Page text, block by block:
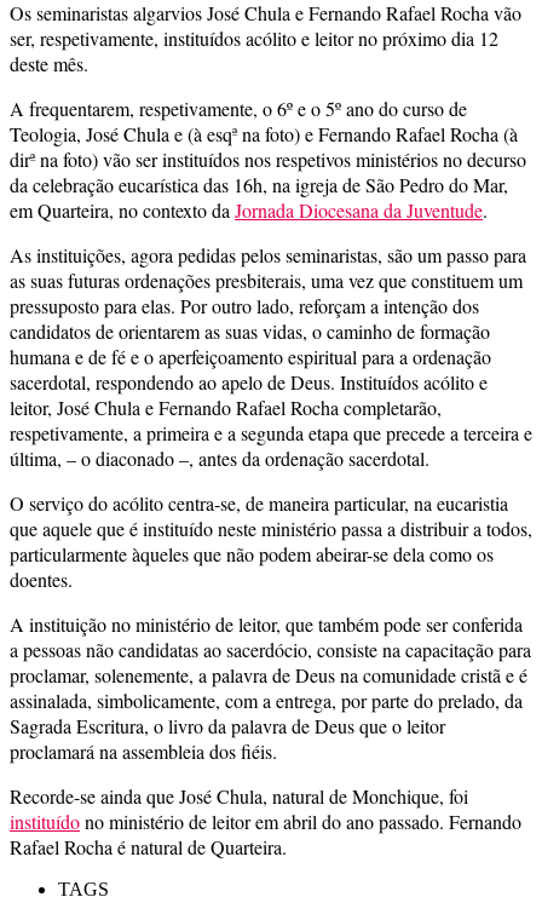
Os seminaristas algarvios José Chula e Fernando Rafael Rocha vão
ser, respetivamente, instituídos acólito e leitor no próximo dia 12
deste mês.
A frequentarem, respetivamente, o 6º e o 5º ano do curso de
Teologia, José Chula e (à esqª na foto) e Fernando Rafael Rocha (à
dirª na foto) vão ser instituídos nos respetivos ministérios no decurso
da celebração eucarística das 16h, na igreja de São Pedro do Mar,
em Quarteira, no contexto da Jornada Diocesana da Juventude.
As instituições, agora pedidas pelos seminaristas, são um passo para
as suas futuras ordenações presbiterais, uma vez que constituem um
pressuposto para elas. Por outro lado, reforçam a intenção dos
candidatos de orientarem as suas vidas, o caminho de formação
humana e de fé e o aperfeiçoamento espiritual para a ordenação
sacerdotal, respondendo ao apelo de Deus. Instituídos acólito e
leitor, José Chula e Fernando Rafael Rocha completarão,
respetivamente, a primeira e a segunda etapa que precede a terceira e
última, – o diaconado –, antes da ordenação sacerdotal.
O serviço do acólito centra-se, de maneira particular, na eucaristia
que aquele que é instituído neste ministério passa a distribuir a todos,
particularmente àqueles que não podem abeirar-se dela como os
doentes.
A instituição no ministério de leitor, que também pode ser conferida
a pessoas não candidatas ao sacerdócio, consiste na capacitação para
proclamar, solenemente, a palavra de Deus na comunidade cristã e é
assinalada, simbolicamente, com a entrega, por parte do prelado, da
Sagrada Escritura, o livro da palavra de Deus que o leitor
proclamará na assembleia dos fiéis.
Recorde-se ainda que José Chula, natural de Monchique, foi
instituídono ministério de leitor em abril do ano passado. Fernando
Rafael Rocha é natural de Quarteira.
TAGS